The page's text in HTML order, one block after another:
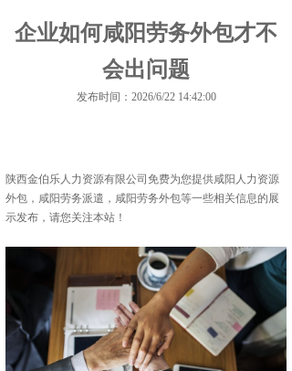
企业如何咸阳劳务外包才不
会出问题
发布时间：2026/6/22 14:42:00
陕西金伯乐人力资源有限公司免费为您提供咸阳人力资源
外包 ，咸阳劳务派遣，咸阳劳务外包等一些相关信息的展
示发布，请您关注本站！